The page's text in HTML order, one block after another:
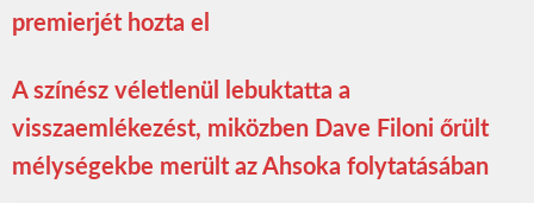
premierjét hozta el
A színész véletlenül lebuktatta a
visszaemlékezést, miközben Dave Filoni őrült
mélységekbe merült az Ahsoka folytatásában